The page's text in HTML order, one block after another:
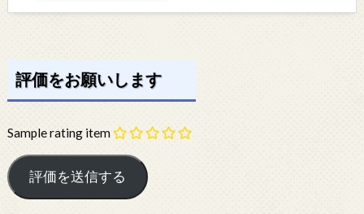
評価をお願いします
Sample rating item